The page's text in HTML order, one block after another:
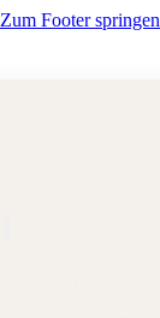
Zum Footer springen